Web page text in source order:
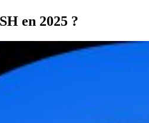
en 2025 ?